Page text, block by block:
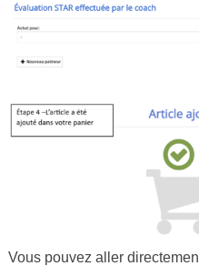
Vous pouvez aller